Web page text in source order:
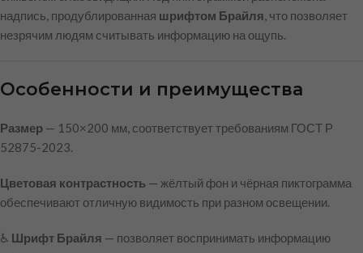
надпись, продублированная шрифтом Брайля, что позволяет
незрячим людям считывать информацию на ощупь.
Особенности и преимущества
Размер — 150×200 мм, соответствует требованиям ГОСТ Р
52875-2023.
Цветовая контрастность — жёлтый фон и чёрная пиктограмма
обеспечивают отличную видимость при разном освещении.
♿ Шрифт Брайля — позволяет воспринимать информацию